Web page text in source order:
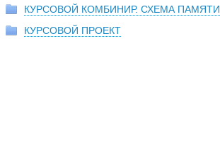
КУРСОВОЙ КОМБИНИР. СХЕМА ПАМЯТИ
КУРСОВОЙ ПРОЕКТ